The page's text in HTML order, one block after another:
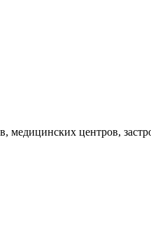
медицинских центров,